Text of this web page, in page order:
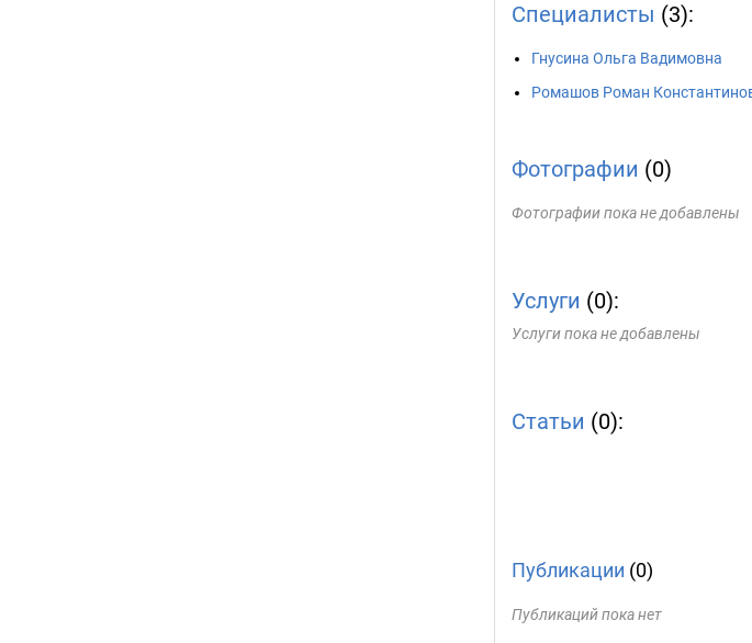
Специалисты (3):
Гнусина Ольга Вадимовна
Ромашов Роман
Фотографии (0)
Фотографии пока не добавлены
Услуги (0):
Услуги пока не добавлены
Статьи (0):
Публикации (0)
Публикаций пока нет